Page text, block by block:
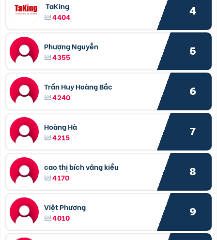
TaKing
4404
4
Phượng Nguyễn
4355
5
Trần Huy Hoàng Bắc
4240
6
Hoàng Hà
4215
7
cao thị bích vâng kiều
4170
8
Việt Phương
4010
9